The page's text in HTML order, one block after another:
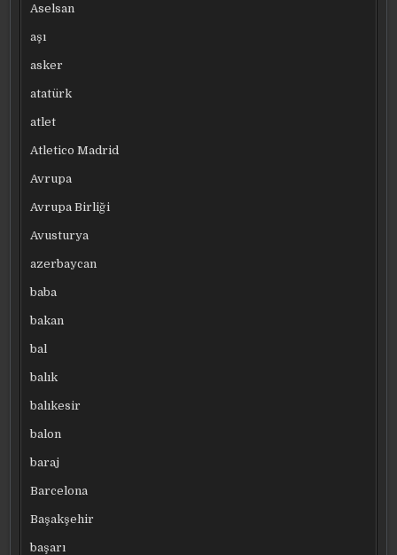
Aselsan
aşı
asker
atatürk
atlet
Atletico Madrid
Avrupa
Avrupa Birliği
Avusturya
azerbaycan
baba
bakan
bal
balık
balıkesir
balon
baraj
Barcelona
Başakşehir
başarı